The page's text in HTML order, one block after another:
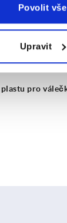
Povolit vše
Upravit
z